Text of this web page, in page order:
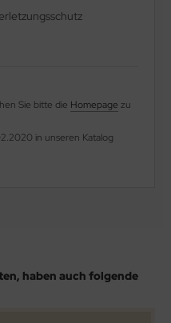
Sie bitte die Homepage zu
in unseren Katalog
haben auch folgende